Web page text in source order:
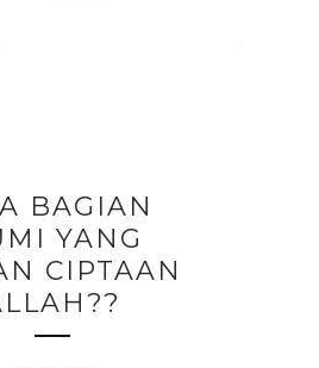
BAGIAN
YANG
CIPTAAN